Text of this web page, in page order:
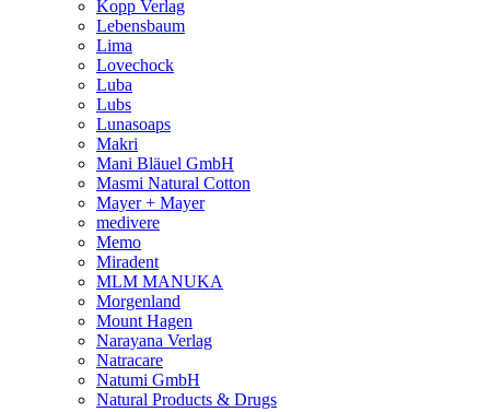
Kopp Verlag
Lebensbaum
Lima
Lovechock
Luba
Lubs
Lunasoaps
Makri
Mani Bläuel GmbH
Masmi Natural Cotton
Mayer + Mayer
medivere
Memo
Miradent
MLM MANUKA
Morgenland
Mount Hagen
Narayana Verlag
Natracare
Natumi GmbH
Natural Products & Drugs